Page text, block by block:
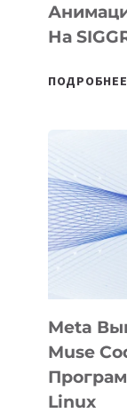
На
ПОДРОБНЕЕ
Meta
Muse
Linux